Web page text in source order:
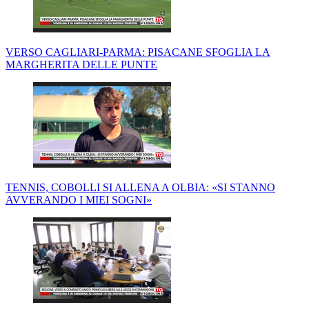
VERSO CAGLIARI-PARMA: PISACANE SFOGLIA LA
MARGHERITA DELLE PUNTE
TENNIS, COBOLLI SI ALLENA A OLBIA: «SI STANNO
AVVERANDO I MIEI SOGNI»